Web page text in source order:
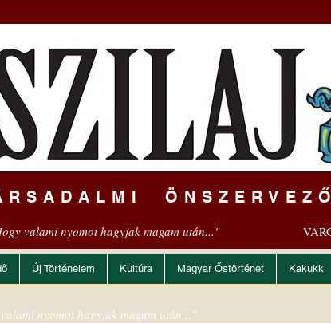
valami nyomot hagyjak magam után..."
Új Történelem Kultúra Magyar Őstörténet Kakukk
nyomot hagyjak magam után..."